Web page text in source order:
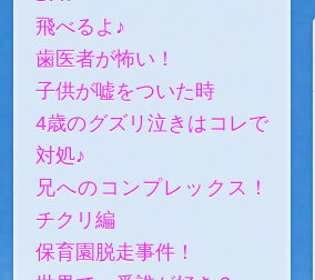
飛べるよ♪
歯医者が怖い！
子供が嘘をついた時
4歳のグズリ泣きはコレで
対処♪
兄へのコンプレックス！
チクリ編
保育園脱走事件！